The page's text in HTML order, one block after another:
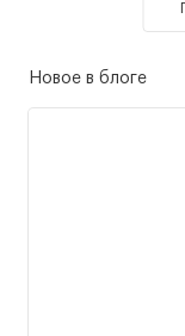
Новое в блоге